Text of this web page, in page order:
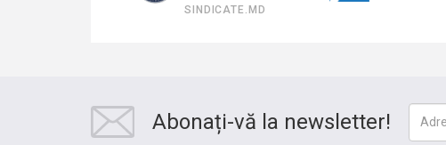
Abonați-vă la newsletter!